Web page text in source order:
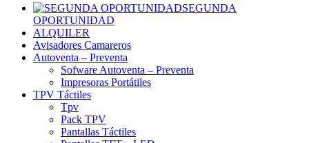
SEGUNDA
OPORTUNIDAD
ALQUILER
Avisadores Camareros
Autoventa – Preventa
Sofware Autoventa – Preventa
Impresoras Portátiles
TPV Táctiles
Tpv
Pack TPV
Pantallas Táctiles